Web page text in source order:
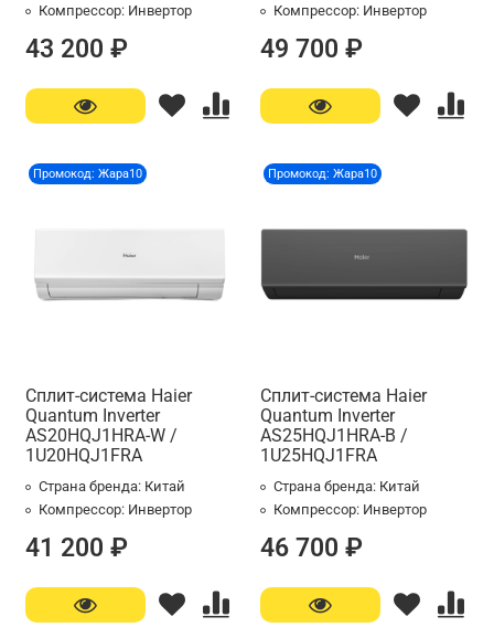
Компрессор: Инвертор
43 200 ₽
Компрессор: Инвертор
49 700 ₽
Промокод: Жара10
Сплит-система Haier
Quantum Inverter
AS20HQJ1HRA-W /
1U20HQJ1FRA
Страна бренда: Китай
Компрессор: Инвертор
41 200 ₽
Промокод: Жара10
Сплит-система Haier
Quantum Inverter
AS25HQJ1HRA-B /
1U25HQJ1FRA
Страна бренда: Китай
Компрессор: Инвертор
46 700 ₽